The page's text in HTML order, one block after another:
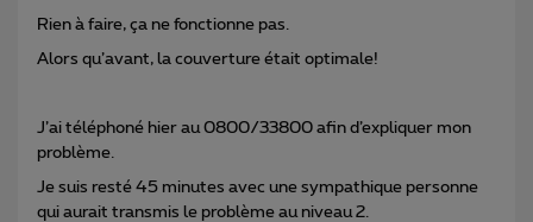
Rien à faire, ça ne fonctionne pas.
Alors qu’avant, la couverture était optimale!
J’ai téléphoné hier au 0800/33800 afin d’expliquer mon
problème.
Je suis resté 45 minutes avec une sympathique personne
qui aurait transmis le problème au niveau 2.